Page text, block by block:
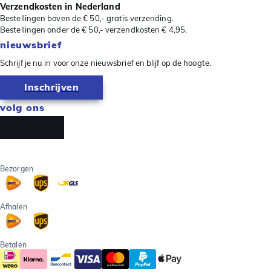
Verzendkosten in Nederland
Bestellingen boven de € 50,- gratis verzending.
Bestellingen onder de € 50,- verzendkosten € 4,95.
nieuwsbrief
Schrijf je nu in voor onze nieuwsbrief en blijf op de hoogte.
Inschrijven
volg ons
Bezorgen
Afhalen
Betalen